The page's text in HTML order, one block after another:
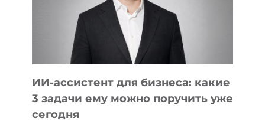
ОБРАЗОВАНИЕ
ТАДЖИКИСТАНА
ИИ-ассистент для бизнеса: какие
3 задачи ему можно поручить уже
сегодня